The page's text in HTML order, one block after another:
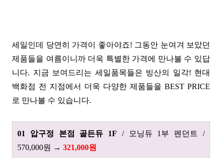
세일인데 당연히 가격이 좋아야죠! 그동안 눈여겨 보았던
제품들을 여름이니까 더욱 특별한 가격에 만나볼 수 있답
니다. 지금 보여드리는 세일품목들은 빙산의 일각! 현대
백화점 전 지점에서 더욱 다양한 제품들을 BEST PRICE
로 만나볼 수 있습니다.
01 압구정 본점 골든듀 1F / 모닝듀 1부 펜던트 /
570,000원 → 321,000원